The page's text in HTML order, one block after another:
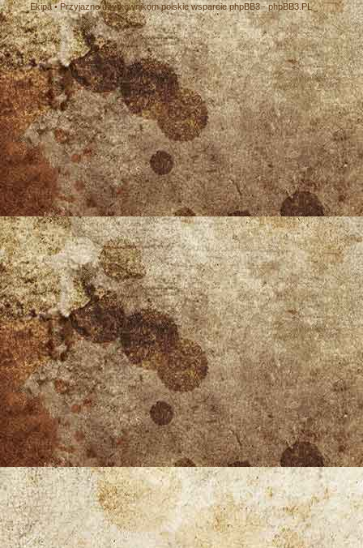
Ekipa• Przyjazne użytkownikom polskie wsparcie phpBB3 -phpBB3.PL